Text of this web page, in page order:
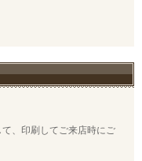
て、印刷してご来店時にご